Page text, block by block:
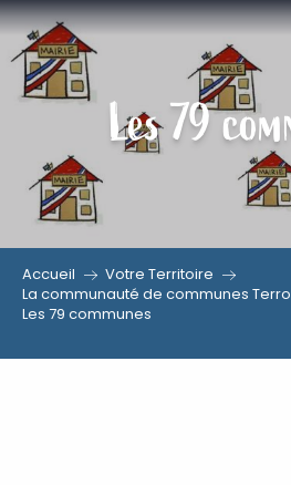
Aller
contenu
Les 79
Accueil
Votre Territoire
La communauté de communes
Les 79 communes